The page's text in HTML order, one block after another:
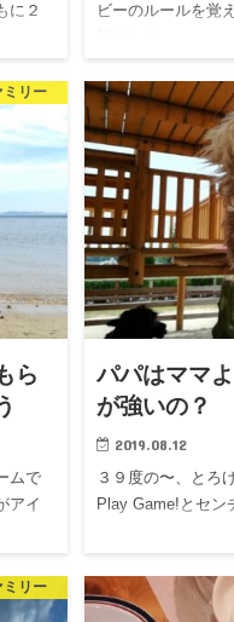
に２
ビーのルールを覚
ミリー
ら
ムで
アイ
パパはママ
が強いの？
2019.08.12
３９度の〜、とろ
Play Game!とセ
ミリー